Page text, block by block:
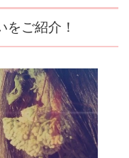
をご紹介！